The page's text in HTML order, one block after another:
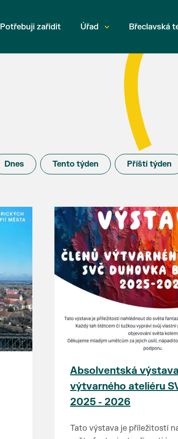
Potřebuji zařídit Úřad Břeclavská
Dnes Tento týden Příští týden
Absolventská
výtvarného ateliéru
2025 - 2026
Tato výstava je příležitostí